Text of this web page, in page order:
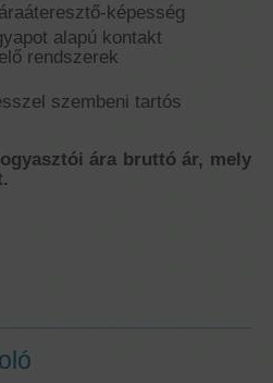
képesség
alapú kontakt
rendszerek
szembeni tartós
ára bruttó ár, mely